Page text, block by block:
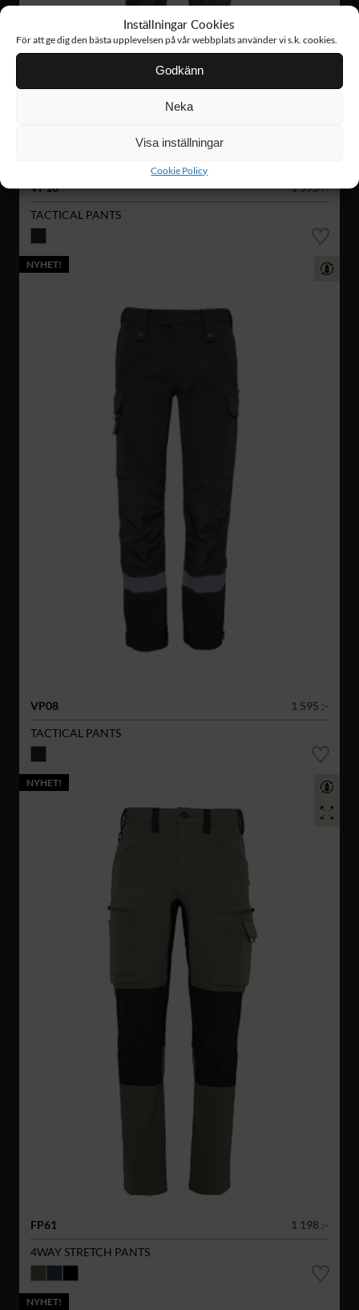
Inställningar Cookies
För att ge dig den bästa upplevelsen på vår webbplats använder vi s.k. cookies.
Godkänn
Neka
Visa inställningar
Cookie Policy
VP18
1 595 :-
TACTICAL PANTS
NYHET!
VP08
1 595 :-
TACTICAL PANTS
NYHET!
FP61
1 198 :-
4WAY STRETCH PANTS
NYHET!